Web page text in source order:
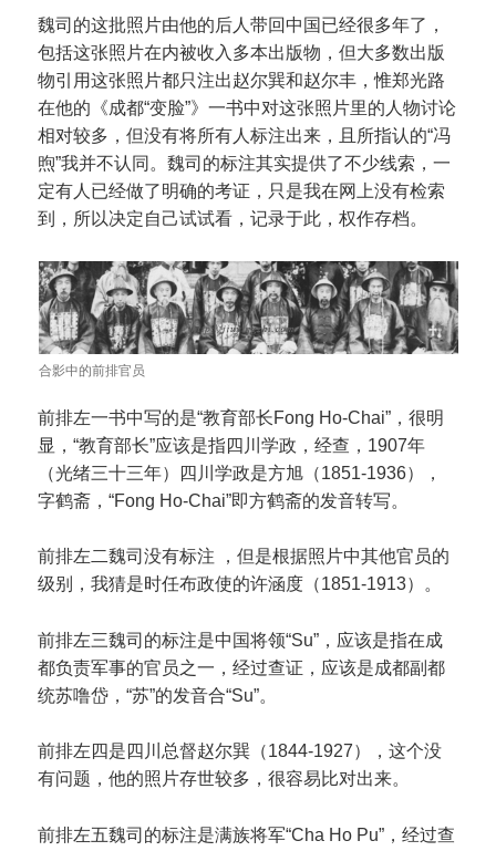
魏司的这批照片由他的后人带回中国已经很多年了，
包括这张照片在内被收入多本出版物，但大多数出版
物引用这张照片都只注出赵尔巽和赵尔丰，惟郑光路
在他的《成都“变脸”》一书中对这张照片里的人物讨论
相对较多，但没有将所有人标注出来，且所指认的“冯
煦”我并不认同。魏司的标注其实提供了不少线索，一
定有人已经做了明确的考证，只是我在网上没有检索
到，所以决定自己试试看，记录于此，权作存档。
合影中的前排官员
前排左一书中写的是“教育部长Fong Ho-Chai”，很明
显，“教育部长”应该是指四川学政，经查，1907年
（光绪三十三年）四川学政是方旭（1851-1936），
字鹤斋，“Fong Ho-Chai”即方鹤斋的发音转写。
前排左二魏司没有标注 ，但是根据照片中其他官员的
级别，我猜是时任布政使的许涵度（1851-1913）。
前排左三魏司的标注是中国将领“Su”，应该是指在成
都负责军事的官员之一，经过查证，应该是成都副都
统苏噜岱，“苏”的发音合“Su”。
前排左四是四川总督赵尔巽（1844-1927），这个没
有问题，他的照片存世较多，很容易比对出来。
前排左五魏司的标注是满族将军“Cha Ho Pu”，经过查